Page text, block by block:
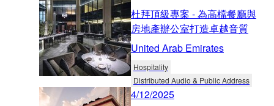
杜拜頂級專案 - 為高檔餐廳與
房地產辦公室打造卓越音質
United Arab Emirates
Hospitality
Distributed Audio & Public Address
4/12/2025